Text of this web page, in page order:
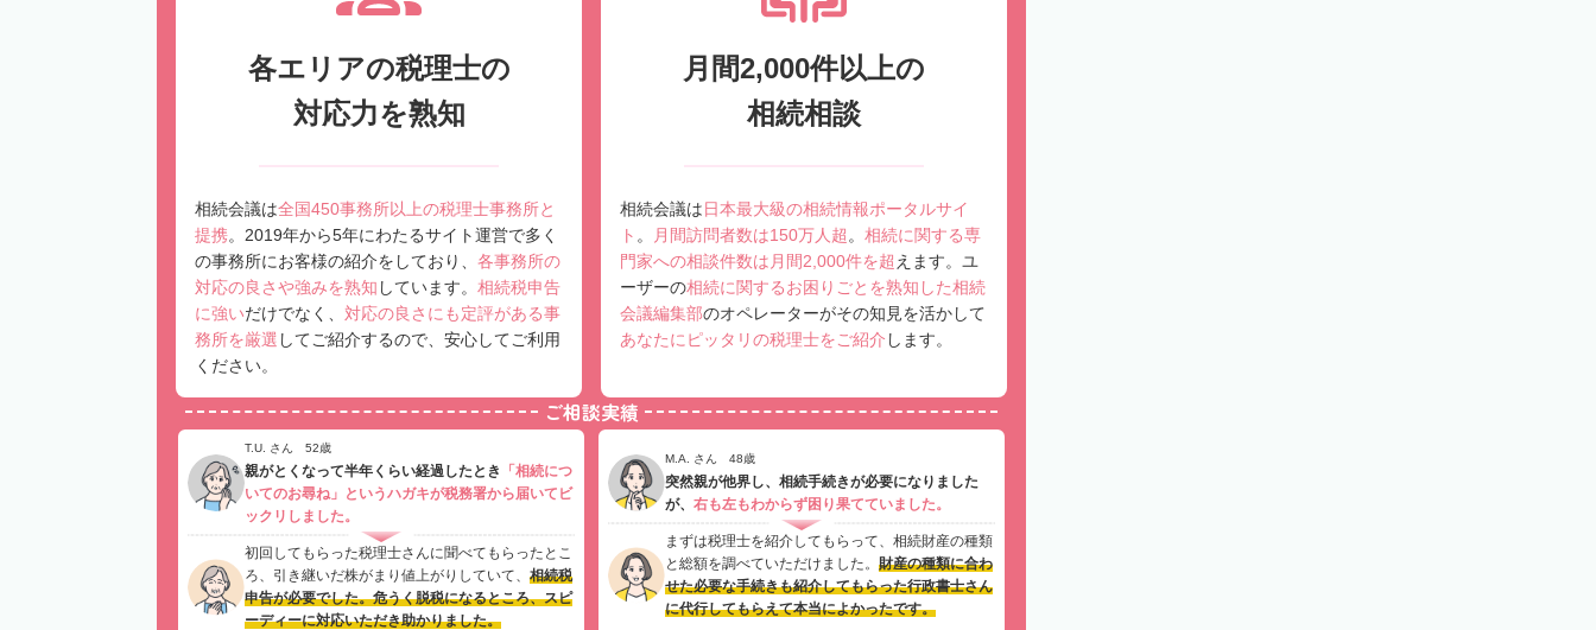
各エリアの税理士の
対応力を熟知
相続会議は全国450事務所以上の税理士事務所と
提携。2019年から5年にわたるサイト運営で多く
の事務所にお客様の紹介をしており、 各事務所の
対応の良さや強みを熟知 しています。 相続税申告
に強いだけでなく、 対応の良さにも定評がある事
務所を厳選 してご紹介するので、安心してご利用
ください。
月間2,000件以上の
相続相談
相続会議は日本最大級の相続情報ポータルサイ
ト 。 月間訪問者数は150万人超 。 相続に関する専
門家への相談件数は月間2,000件を超 えます。ユ
ーザーの相続に関するお困りごとを熟知した相続
会議編集部のオペレーターがその知見を活かして
あなたにピッタリの税理士をご紹介 します。
ご相談実績
T.U. さん 52歳
親がとくなって半年くらい経過したとき
「相続につ
いてのお尋ね」というハガキが税務署から届いてビ
ックリしました。
初回してもらった税理士さんに聞べてもらったとこ
ろ、引き継いだ株がまり値上がりしていて、 相続税
申告が必要でした。危うく脱税になるところ、スピ
ーディーに対応いただき助かりました。
M.A. さん 48歳
突然親が他界し、相続手続きが必要になりました
が、 右も左もわからず困り果てていました。
まずは税理士を紹介してもらって、相続財産の種類
と総額を調べていただけました。 財産の種類に合わ
せた必要な手続きも紹介してもらった行政書士さん
に代行してもらえて本当によかったです。